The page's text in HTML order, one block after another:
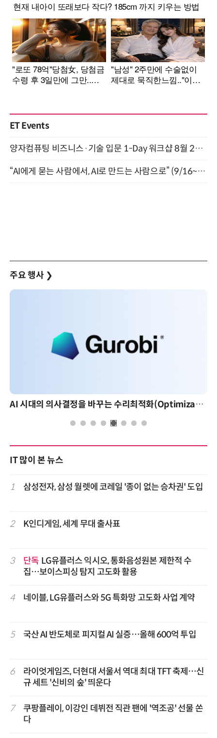
ET Events
양자컴퓨팅 비즈니스·기술 입문 1-Day 워크샵 8월 28일 개최
“AI에게 묻는 사람에서, AI로 만드는 사람으로” (9/16~17)
주요 행사 ❯
AI 시대의 의사결정을 바꾸는 수리최적화(Optimization): 실제 산업 적용 사례와 활용 전략
IT 많이 본 뉴스
1 삼성전자, 삼성 월렛에 코레일 '종이 없는 승차권' 도입
2 K인디게임, 세계 무대 출사표
3 단독 LG유플러스 익시오, 통화음성원본 제한적 수
집…보이스피싱 탐지 고도화 활용
4 네이블, LG유플러스와 5G 특화망 고도화 사업 계약
5 국산 AI 반도체로 피지컬 AI 실증…올해 600억 투입
6
라이엇게임즈, 더현대 서울서 역대 최대 TFT 축제…신
규 세트 '신비의 숲' 띄운다
7
쿠팡플레이, 이강인 데뷔전 직관 팬에 '역조공' 선물 쏜
다